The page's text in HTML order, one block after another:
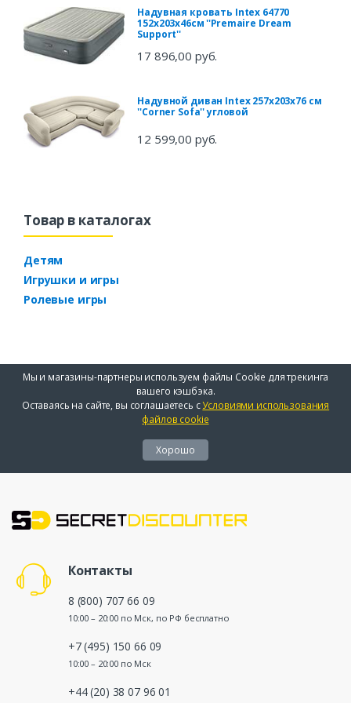
Надувная кровать Intex 64770
152х203х46см ''Premaire Dream
Support''
17 896,00 руб.
Надувной диван Intex 257х203х76 см
''Corner Sofa'' угловой
12 599,00 руб.
Товар в каталогах
Детям
Игрушки и игры
Ролевые игры
Мы и магазины-партнеры используем файлы Cookie для трекинга
вашего кэшбэка.
Оставаясь на сайте, вы соглашаетесь сУсловиями использования
файлов cookie
Хорошо
Контакты
8 (800) 707 66 09
10:00 – 20:00 по Мск, по РФ бесплатно
+7 (495) 150 66 09
10:00 – 20:00 по Мск
+44 (20) 38 07 96 01